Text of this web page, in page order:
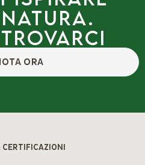
trovarci
ORA
CERTIFICAZIONI